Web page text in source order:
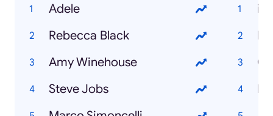
Adele
Rebecca Black
Amy Winehouse
Steve Jobs